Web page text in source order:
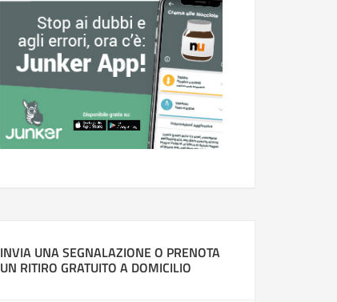
INVIA UNA SEGNALAZIONE O PRENOTA
UN RITIRO GRATUITO A DOMICILIO